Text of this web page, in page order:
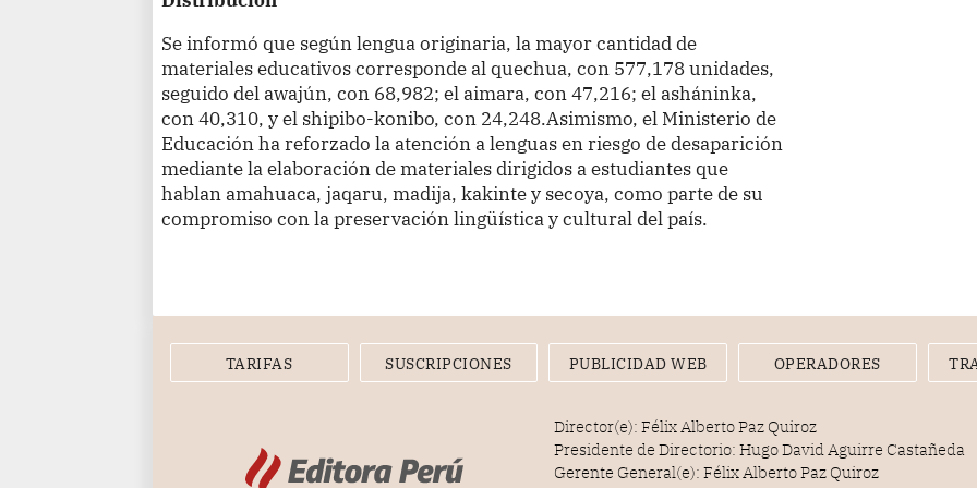
Se informó que según lengua originaria, la mayor cantidad de
materiales educativos corresponde al quechua, con 577,178 unidades,
seguido del awajún, con 68,982; el aimara, con 47,216; el asháninka,
con 40,310, y el shipibo-konibo, con 24,248.Asimismo, el Ministerio de
Educación ha reforzado la atención a lenguas en riesgo de desaparición
mediante la elaboración de materiales dirigidos a estudiantes que
hablan amahuaca, jaqaru, madija, kakinte y secoya, como parte de su
compromiso con la preservación lingüística y cultural del país.
TARIFAS SUSCRIPCIONES PUBLICIDAD WEB OPERADORES
Director(e): Félix Alberto Paz Quiroz
Presidente de Directorio: Hugo David Aguirre Castañeda
Gerente General(e): Félix Alberto Paz Quiroz